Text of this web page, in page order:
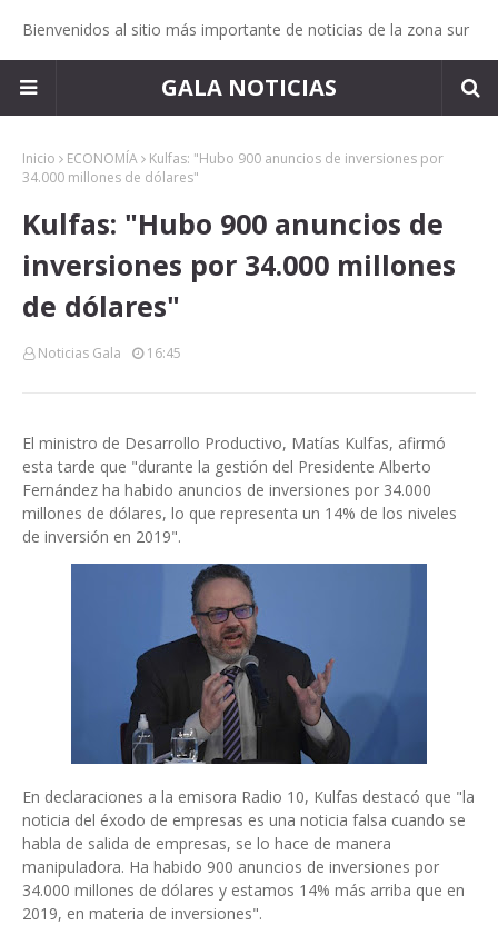
Bienvenidos al sitio más importante de noticias de la zona sur
GALA NOTICIAS
Inicio ECONOMÍA
Kulfas: "Hubo 900 anuncios de inversiones por
34.000 millones de dólares"
Kulfas: "Hubo 900 anuncios de
inversiones por 34.000 millones
de dólares"
Noticias Gala 16:45
El ministro de Desarrollo Productivo, Matías Kulfas, afirmó
esta tarde que "durante la gestión del Presidente Alberto
Fernández ha habido anuncios de inversiones por 34.000
millones de dólares, lo que representa un 14% de los niveles
de inversión en 2019".
En declaraciones a la emisora Radio 10, Kulfas destacó que "la
noticia del éxodo de empresas es una noticia falsa cuando se
habla de salida de empresas, se lo hace de manera
manipuladora. Ha habido 900 anuncios de inversiones por
34.000 millones de dólares y estamos 14% más arriba que en
2019, en materia de inversiones".